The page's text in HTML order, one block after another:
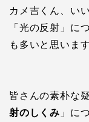
カメ吉くん、い
「光の反射」に
も多いと思います
皆さんの素朴な
射のしくみ 」に